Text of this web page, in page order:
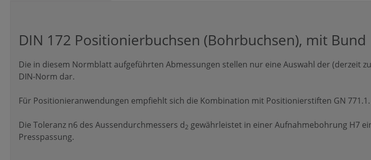
DIN 172 Positionierbuchsen (Bohrbuchsen), mit Bund
Die in diesem Normblatt aufgeführten Abmessungen stellen nur eine Auswahl der (derzeit
DIN-Norm dar.
Für Positionieranwendungen empfiehlt sich die Kombination mit Positionierstiften GN 771.1.
Die Toleranz n6 des Aussendurchmessers d2 gewährleistet in einer Aufnahmebohrung H7
Presspassung.